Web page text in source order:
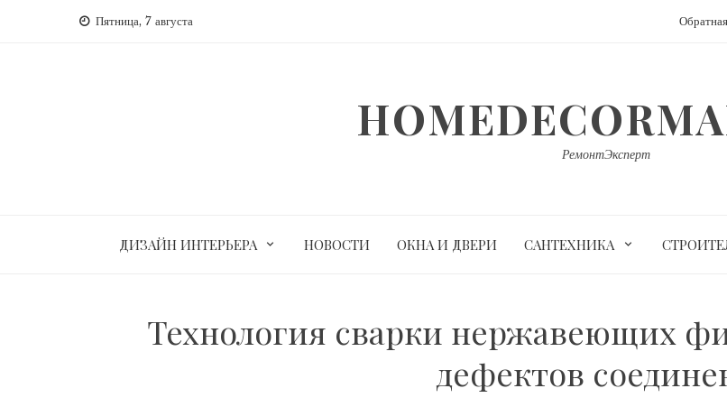
Пятница, 7 августа
РемонтЭксперт
ДИЗАЙН ИНТЕРЬЕРА НОВОСТИ ОКНА И ДВЕРИ САНТЕХНИКА
Технология сварки нержавеющих
дефектов